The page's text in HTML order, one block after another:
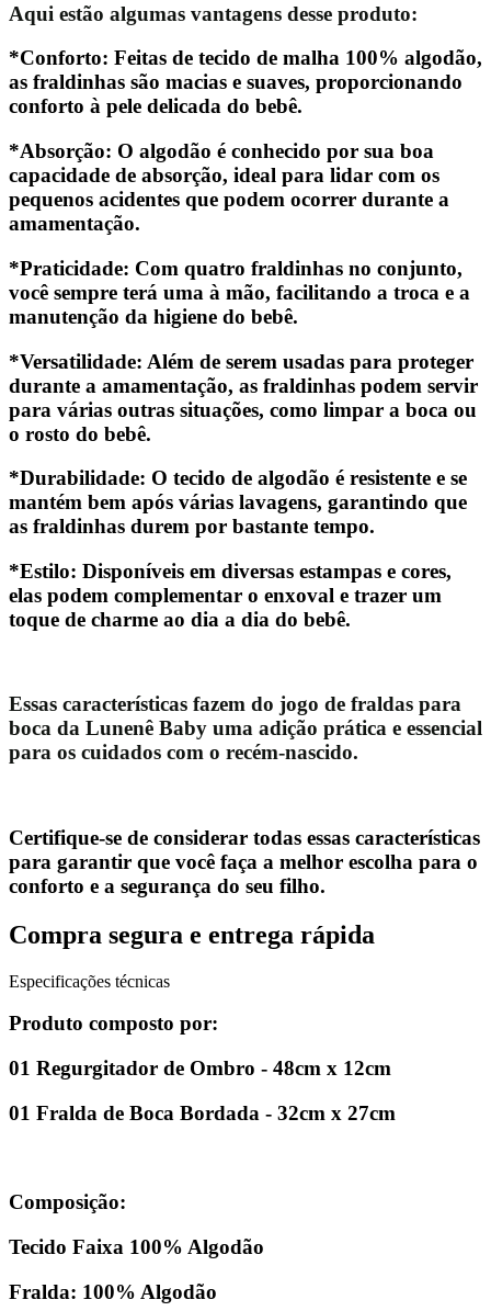
Aqui estão algumas vantagens desse produto:
*Conforto: Feitas de tecido de malha 100% algodão,
as fraldinhas são macias e suaves, proporcionando
conforto à pele delicada do bebê.
*Absorção: O algodão é conhecido por sua boa
capacidade de absorção, ideal para lidar com os
pequenos acidentes que podem ocorrer durante a
amamentação.
*Praticidade: Com quatro fraldinhas no conjunto,
você sempre terá uma à mão, facilitando a troca e a
manutenção da higiene do bebê.
*Versatilidade: Além de serem usadas para proteger
durante a amamentação, as fraldinhas podem servir
para várias outras situações, como limpar a boca ou
o rosto do bebê.
*Durabilidade: O tecido de algodão é resistente e se
mantém bem após várias lavagens, garantindo que
as fraldinhas durem por bastante tempo.
*Estilo: Disponíveis em diversas estampas e cores,
elas podem complementar o enxoval e trazer um
toque de charme ao dia a dia do bebê.
Essas características fazem do jogo de fraldas para
boca da Lunenê Baby uma adição prática e essencial
para os cuidados com o recém-nascido.
Certifique-se de considerar todas essas características
para garantir que você faça a melhor escolha para o
conforto e a segurança do seu filho.
Compra segura e entrega rápida
Especificações técnicas
Produto composto por:
01 Regurgitador de Ombro - 48cm x 12cm
01 Fralda de Boca Bordada - 32cm x 27cm
Composição:
Tecido Faixa 100% Algodão
Fralda: 100% Algodão